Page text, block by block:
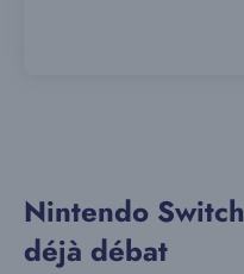
Nintendo
déjà débat